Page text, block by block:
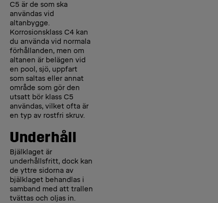
C5 är de som ska
användas vid
altanbygge.
Korrosionsklass C4 kan
du använda vid normala
förhållanden, men om
altanen är belägen vid
en pool, sjö, uppfart
som saltas eller annat
område som gör den
utsatt bör klass C5
användas, vilket ofta är
en typ av rostfri skruv.
Underhåll
Bjälklaget är
underhållsfritt, dock kan
de yttre sidorna av
bjälklaget behandlas i
samband med att trallen
tvättas och oljas in.